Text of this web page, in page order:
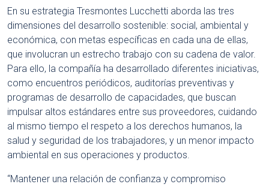
En su estrategia Tresmontes Lucchetti aborda las tres
dimensiones del desarrollo sostenible: social, ambiental y
económica, con metas específicas en cada una de ellas,
que involucran un estrecho trabajo con su cadena de valor.
Para ello, la compañía ha desarrollado diferentes iniciativas,
como encuentros periódicos, auditorías preventivas y
programas de desarrollo de capacidades, que buscan
impulsar altos estándares entre sus proveedores, cuidando
al mismo tiempo el respeto a los derechos humanos, la
salud y seguridad de los trabajadores, y un menor impacto
ambiental en sus operaciones y productos.
“Mantener una relación de confianza y compromiso